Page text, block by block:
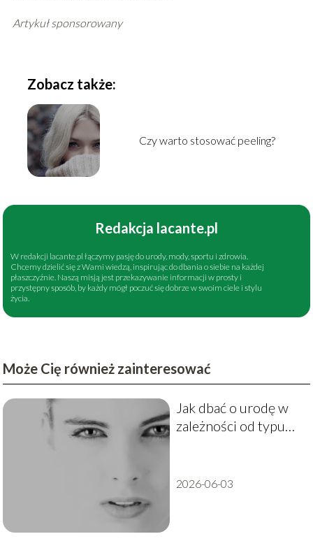
Artykuł sponsorowany
Zobacz także:
Czy warto stosować peeling?
Redakcja lacante.pl
W redakcji lacante.pl łączymy pasję do urody, mody, sportu i zdrowia.
Chcemy dzielić się z Wami wiedzą, inspirując do dbania o siebie na każdej
płaszczyźnie. Naszą misją jest przekazywanie informacji w prosty i
przystępny sposób, by każdy mógł poczuć się dobrze w swoim ciele i stylu
życia.
Może Cię również zainteresować
Jak dbać o urodę w
zależności od typu
2026-06-03